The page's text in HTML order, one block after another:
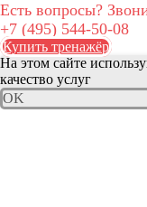
Есть вопросы?
+7 (495) 544-50-08
Купить тренажёр
На этом сайте
качество услуг
OK